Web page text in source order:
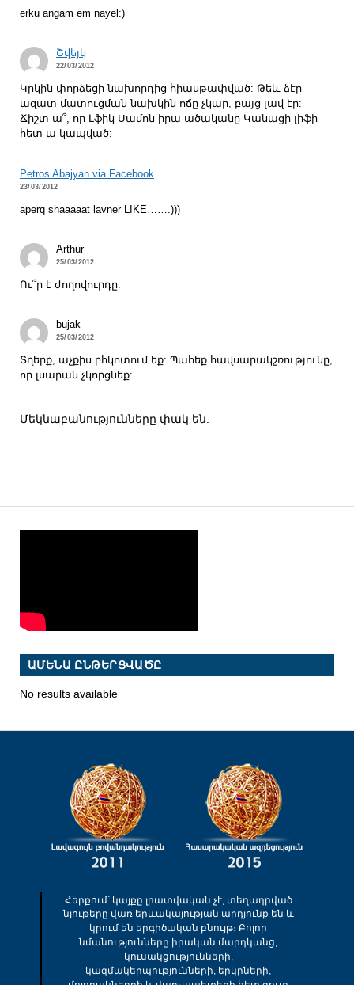
erku angam em nayel:)
Շվեյկ
22/03/2012
Կրկին փորձեցի նախորդից հիասթափված: Թեև ձէր
ազատ մատուցման նախկին ոճը չկար, բայց լավ էր:
Ճիշտ ա՞, որ Լֆիկ Սամոն իրա ածականը Կանացի լիֆի
հետ ա կապված:
Petros Abajyan via Facebook
23/03/2012
aperq shaaaaat lavner LIKE…….)))
Arthur
25/03/2012
Ու՞ր է ժողովուրդը:
bujak
25/03/2012
Տղերք, աչքիս բհկոտում եք: Պահեք հավսարակշռությունը,
որ լսարան չկորցնեք:
Մեկնաբանությունները փակ են.
ԱՄԵՆԱ ԸՆԹԵՐՑՎԱԾԸ
No results available
Հերքում՝ կայքը լրատվական չէ, տեղադրված
նյութերը վառ երևակայության արդյունք են և
կրում են երգիծական բնույթ։ Բոլոր
նմանությունները իրական մարդկանց,
կուսակցությունների,
կազմակերպությունների, երկրների,